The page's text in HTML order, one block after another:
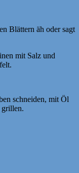
Blättern äh oder sagt
mit Salz und
schneiden, mit Öl